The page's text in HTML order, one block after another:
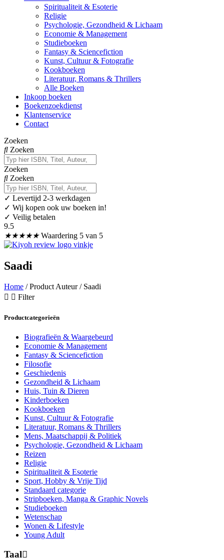
Spiritualiteit & Esoterie
Religie
Psychologie, Gezondheid & Lichaam
Economie & Management
Studieboeken
Fantasy & Sciencefiction
Kunst, Cultuur & Fotografie
Kookboeken
Literatuur, Romans & Thrillers
Alle Boeken
Inkoop boeken
Boekenzoekdienst
Klantenservice
Contact
Zoeken
Zoeken
Zoeken
Zoeken
✓ Levertijd 2-3 werkdagen
✓ Wij kopen ook uw boeken in!
✓ Veilig betalen
9.5
★★★★★ Waardering 5 van 5
Saadi
Home / Product Auteur / Saadi
Filter
Productcategorieën
Biografieën & Waargebeurd
Economie & Management
Fantasy & Sciencefiction
Filosofie
Geschiedenis
Gezondheid & Lichaam
Huis, Tuin & Dieren
Kinderboeken
Kookboeken
Kunst, Cultuur & Fotografie
Literatuur, Romans & Thrillers
Mens, Maatschappij & Politiek
Psychologie, Gezondheid & Lichaam
Reizen
Religie
Spiritualiteit & Esoterie
Sport, Hobby & Vrije Tijd
Standaard categorie
Stripboeken, Manga & Graphic Novels
Studieboeken
Wetenschap
Wonen & Lifestyle
Young Adult
Taal